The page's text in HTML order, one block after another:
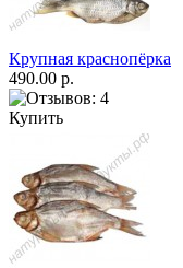
Крупная краснопёрка
490.00 р.
Купить